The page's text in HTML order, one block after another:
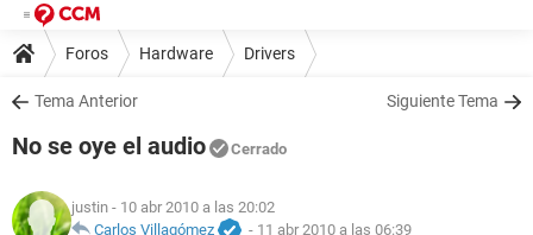
Foros Hardware Drivers
Tema Anterior Siguiente Tema
No se oye el audio Cerrado
justin - 10 abr 2010 a las 20:02
Carlos Villagómez
- 11 abr 2010 a las 06:39